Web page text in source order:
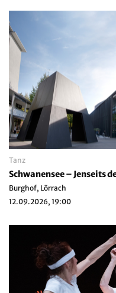
Tanz
Schwanensee – Jenseits
Burghof, Lörrach
12.09.2026, 19:00